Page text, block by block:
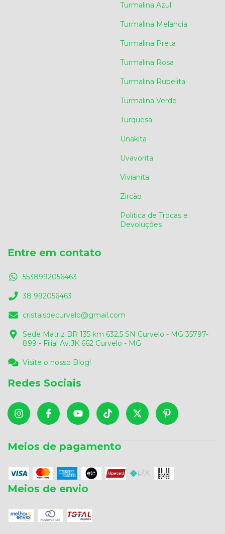
Turmalina Azul
Turmalina Melancia
Turmalina Preta
Turmalina Rosa
Turmalina Rubelita
Turmalina Verde
Turquesa
Unakita
Uvavorita
Vivianita
Zircão
Politica de Trocas e
Devoluções
Entre em contato
5538992056463
38 992056463
cristaisdecurvelo@gmail.com
Sede Matriz BR 135 km 632,5 SN Curvelo - MG 35797-
899 - Filial Av.JK 662 Curvelo - MG
Visite o nosso Blog!
Redes Sociais
Meios de pagamento
Meios de envio